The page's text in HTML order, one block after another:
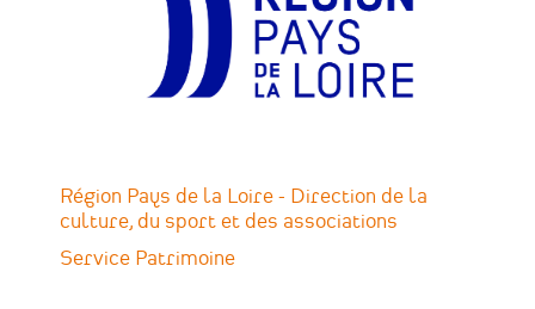
Région Pays de la Loire - Direction de la
culture, du sport et des associations
Service Patrimoine